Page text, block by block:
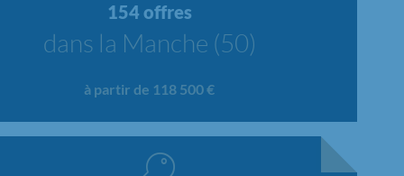
154 offres
dans la Manche (50)
à partir de 118 500 €